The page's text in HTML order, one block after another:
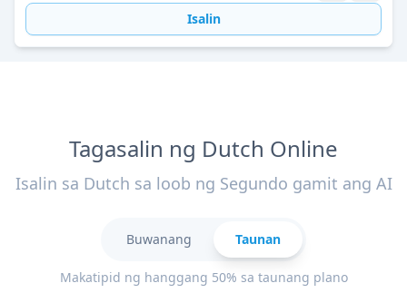
Isalin
Tagasalin ng Dutch Online
Isalin sa Dutch sa loob ng Segundo gamit ang AI
Buwanang Taunan
Makatipid ng hanggang 50% sa taunang plano